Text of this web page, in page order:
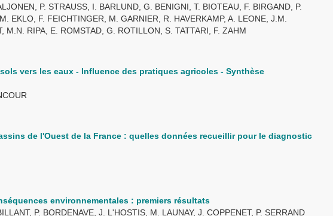
P. STRAUSS, I. BARLUND, G. BENIGNI, T. BIOTEAU, F. BIRGAND, P.
EKLO, F. FEICHTINGER, M. GARNIER, R. HAVERKAMP, A. LEONE, J.M.
M.N. RIPA, E. ROMSTAD, G. ROTILLON, S. TATTARI, F. ZAHM
vers les eaux - Influence des pratiques agricoles - Synthèse
de l'Ouest de la France : quelles données recueillir pour le diagnostic
environnementales : premiers résultats
P. BORDENAVE, J. L'HOSTIS, M. LAUNAY, J. COPPENET, P. SERRAND